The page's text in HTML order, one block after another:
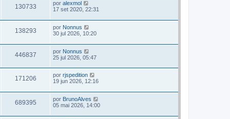
130733 por alexmol
17 set 2020, 22:31
138293 por Nonnus
30 jul 2026, 10:20
446837 por Nonnus
25 jul 2026, 05:47
171206 por rjspedition
19 jun 2026, 12:16
689395 por BrunoAlves
05 mai 2026, 14:00